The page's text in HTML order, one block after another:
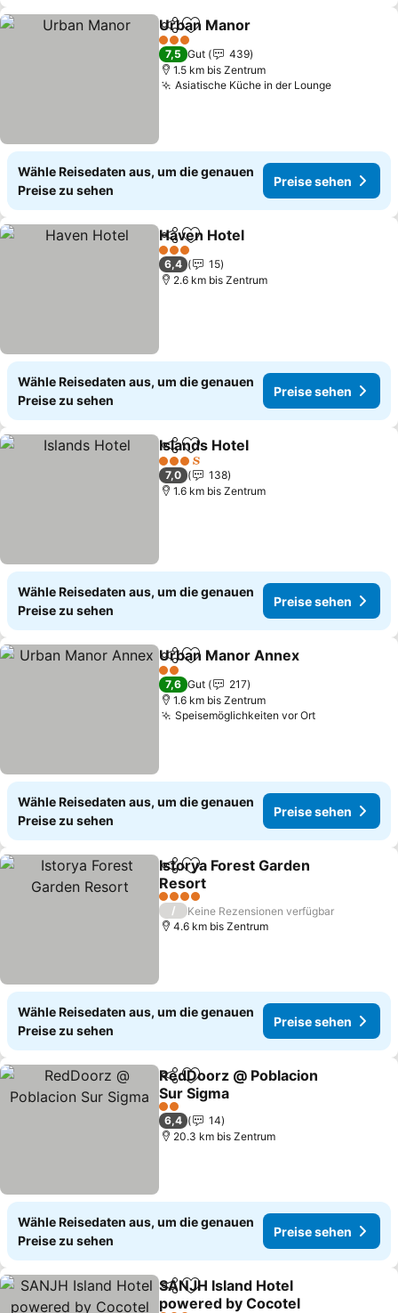
TeilenZu Favoriten hinzufügen
Urban Manor
3 Sterne
7,5 Gut
439
1.5 km bis Zentrum
Asiatische Küche in der Lounge
Wähle Reisedaten aus, um die genauen
Preise zu sehen
Preise sehen
TeilenZu Favoriten hinzufügen
Haven Hotel
3 Sterne
6,4
15
2.6 km bis Zentrum
Wähle Reisedaten aus, um die genauen
Preise zu sehen
Preise sehen
TeilenZu Favoriten hinzufügen
Islands Hotel
3 Sterne
7,0
138
1.6 km bis Zentrum
Wähle Reisedaten aus, um die genauen
Preise zu sehen
Preise sehen
TeilenZu Favoriten hinzufügen
Urban Manor Annex
2 Sterne
7,6 Gut
217
1.6 km bis Zentrum
Speisemöglichkeiten vor Ort
Wähle Reisedaten aus, um die genauen
Preise zu sehen
Preise sehen
TeilenZu Favoriten hinzufügen
Istorya Forest Garden
Resort
4 Sterne
/
Keine Rezensionen verfügbar
4.6 km bis Zentrum
Wähle Reisedaten aus, um die genauen
Preise zu sehen
Preise sehen
TeilenZu Favoriten hinzufügen
RedDoorz @ Poblacion
Sur Sigma
2 Sterne
6,4
14
20.3 km bis Zentrum
Wähle Reisedaten aus, um die genauen
Preise zu sehen
Preise sehen
TeilenZu Favoriten hinzufügen
SANJH Island Hotel
powered by Cocotel